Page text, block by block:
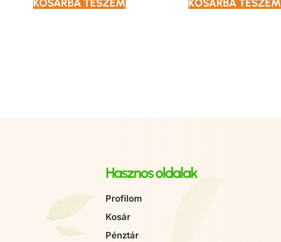
KOSÁRBA TESZEM KOSÁRBA TESZEM
Hasznos oldalak
Profilom
Kosár
Pénztár